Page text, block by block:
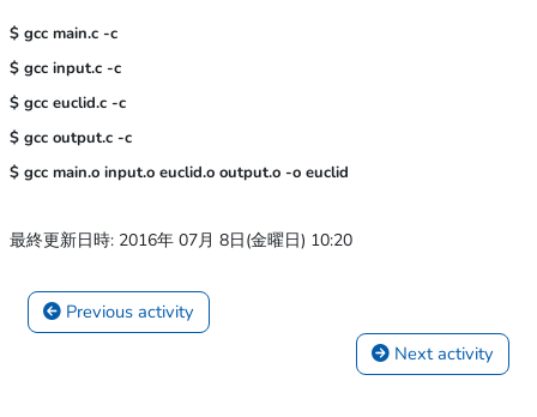
$ gcc main.c -c
$ gcc input.c -c
$ gcc euclid.c -c
$ gcc output.c -c
最終更新日時: 2016年 07月 8日(金曜日) 10:20
Previous activity
Next activity